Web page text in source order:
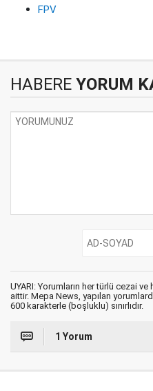
FPV
HABERE YORUM
UYARI: Yorumların her türlü cezai
aittir. Mepa News, yapılan
600 karakterle (boşluklu) sınırlıdır.
1 Yorum